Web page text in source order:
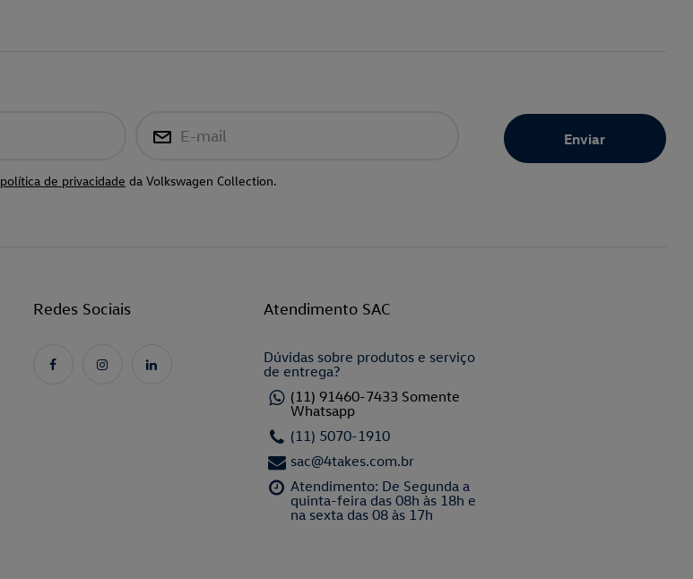
E-mail
política de privacidade da Volkswagen Collection.
Redes Sociais Atendimento SAC
Dúvidas sobre produtos e serviço
de entrega?
(11) 91460-7433 Somente
Whatsapp
(11) 5070-1910
sac@4takes.com.br
Atendimento: De Segunda a
quinta-feira das 08h às 18h e
na sexta das 08 às 17h